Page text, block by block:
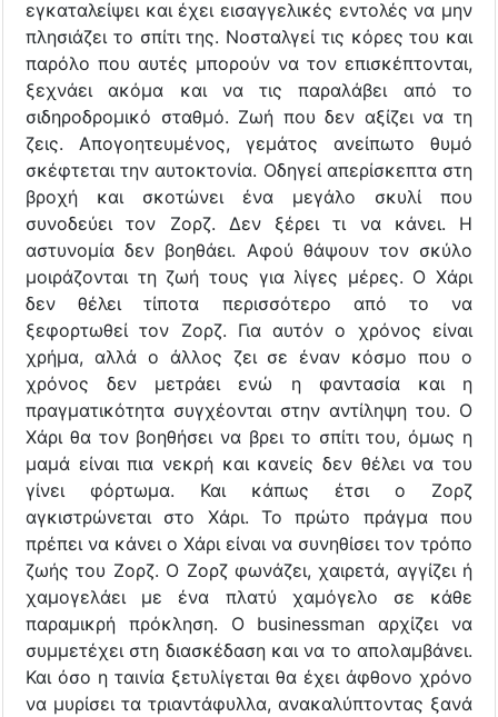
εγκαταλείψει και έχει εισαγγελικές εντολές να μην
πλησιάζει το σπίτι της. Νοσταλγεί τις κόρες του και
παρόλο που αυτές μπορούν να τον επισκέπτονται,
ξεχνάει ακόμα και να τις παραλάβει από το
σιδηροδρομικό σταθμό. Ζωή που δεν αξίζει να τη
ζεις. Απογοητευμένος, γεμάτος ανείπωτο θυμό
σκέφτεται την αυτοκτονία. Οδηγεί απερίσκεπτα στη
βροχή και σκοτώνει ένα μεγάλο σκυλί που
συνοδεύει τον Ζορζ. Δεν ξέρει τι να κάνει. Η
αστυνομία δεν βοηθάει. Αφού θάψουν τον σκύλο
μοιράζονται τη ζωή τους για λίγες μέρες. Ο Χάρι
δεν θέλει τίποτα περισσότερο από το να
ξεφορτωθεί τον Ζορζ. Για αυτόν ο χρόνος είναι
χρήμα, αλλά ο άλλος ζει σε έναν κόσμο που ο
χρόνος δεν μετράει ενώ η φαντασία και η
πραγματικότητα συγχέονται στην αντίληψη του. Ο
Χάρι θα τον βοηθήσει να βρει το σπίτι του, όμως η
μαμά είναι πια νεκρή και κανείς δεν θέλει να του
γίνει φόρτωμα. Και κάπως έτσι ο Ζορζ
αγκιστρώνεται στο Χάρι. Το πρώτο πράγμα που
πρέπει να κάνει ο Χάρι είναι να συνηθίσει τον τρόπο
ζωής του Ζορζ. Ο Ζορζ φωνάζει, χαιρετά, αγγίζει ή
χαμογελάει με ένα πλατύ χαμόγελο σε κάθε
παραμικρή πρόκληση. Ο businessman αρχίζει να
συμμετέχει στη διασκέδαση και να το απολαμβάνει.
Και όσο η ταινία ξετυλίγεται θα έχει άφθονο χρόνο
να μυρίσει τα τριαντάφυλλα, ανακαλύπτοντας ξανά